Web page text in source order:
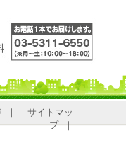
｜
サイトマッ
プ｜